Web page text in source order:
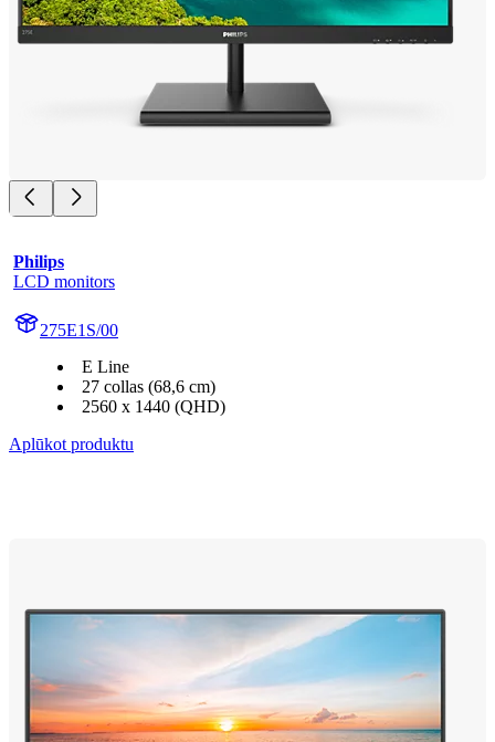
Philips
LCD monitors
275E1S/00
E Line
27 collas (68,6 cm)
2560 x 1440 (QHD)
Aplūkot produktu